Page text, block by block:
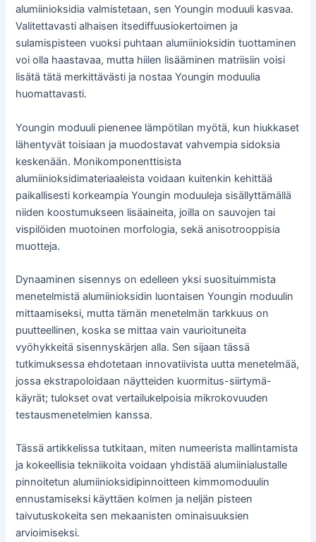
alumiinioksidia valmistetaan, sen Youngin moduuli kasvaa.
Valitettavasti alhaisen itsediffuusiokertoimen ja
sulamispisteen vuoksi puhtaan alumiinioksidin tuottaminen
voi olla haastavaa, mutta hiilen lisääminen matriisiin voisi
lisätä tätä merkittävästi ja nostaa Youngin moduulia
huomattavasti.
Youngin moduuli pienenee lämpötilan myötä, kun hiukkaset
lähentyvät toisiaan ja muodostavat vahvempia sidoksia
keskenään. Monikomponenttisista
alumiinioksidimateriaaleista voidaan kuitenkin kehittää
paikallisesti korkeampia Youngin moduuleja sisällyttämällä
niiden koostumukseen lisäaineita, joilla on sauvojen tai
vispilöiden muotoinen morfologia, sekä anisotrooppisia
muotteja.
Dynaaminen sisennys on edelleen yksi suosituimmista
menetelmistä alumiinioksidin luontaisen Youngin moduulin
mittaamiseksi, mutta tämän menetelmän tarkkuus on
puutteellinen, koska se mittaa vain vaurioituneita
vyöhykkeitä sisennyskärjen alla. Sen sijaan tässä
tutkimuksessa ehdotetaan innovatiivista uutta menetelmää,
jossa ekstrapoloidaan näytteiden kuormitus-siirtymä-
käyrät; tulokset ovat vertailukelpoisia mikrokovuuden
testausmenetelmien kanssa.
Tässä artikkelissa tutkitaan, miten numeerista mallintamista
ja kokeellisia tekniikoita voidaan yhdistää alumiinialustalle
pinnoitetun alumiinioksidipinnoitteen kimmomoduulin
ennustamiseksi käyttäen kolmen ja neljän pisteen
taivutuskokeita sen mekaanisten ominaisuuksien
arvioimiseksi.